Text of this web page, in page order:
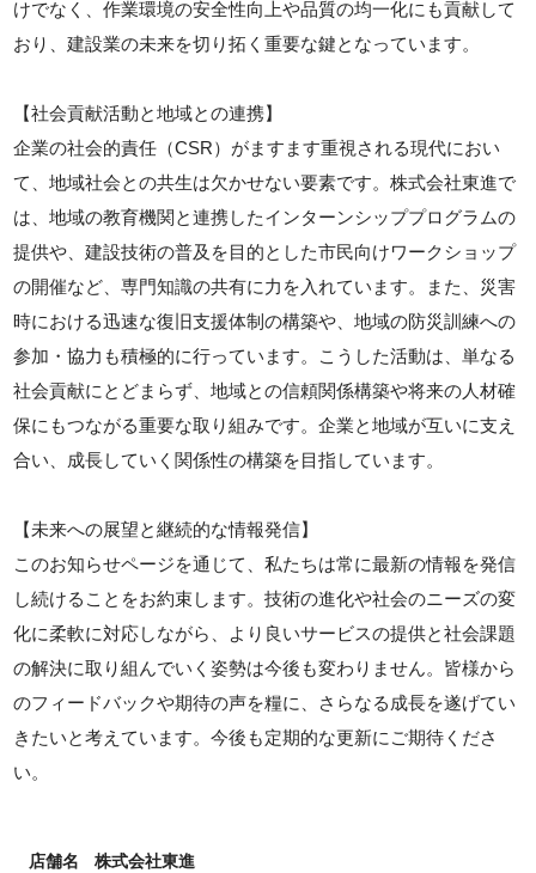
けでなく、作業環境の安全性向上や品質の均一化にも貢献して
おり、建設業の未来を切り拓く重要な鍵となっています。
【社会貢献活動と地域との連携】
企業の社会的責任（CSR）がますます重視される現代におい
て、地域社会との共生は欠かせない要素です。株式会社東進で
は、地域の教育機関と連携したインターンシッププログラムの
提供や、建設技術の普及を目的とした市民向けワークショップ
の開催など、専門知識の共有に力を入れています。また、災害
時における迅速な復旧支援体制の構築や、地域の防災訓練への
参加・協力も積極的に行っています。こうした活動は、単なる
社会貢献にとどまらず、地域との信頼関係構築や将来の人材確
保にもつながる重要な取り組みです。企業と地域が互いに支え
合い、成長していく関係性の構築を目指しています。
【未来への展望と継続的な情報発信】
このお知らせページを通じて、私たちは常に最新の情報を発信
し続けることをお約束します。技術の進化や社会のニーズの変
化に柔軟に対応しながら、より良いサービスの提供と社会課題
の解決に取り組んでいく姿勢は今後も変わりません。皆様から
のフィードバックや期待の声を糧に、さらなる成長を遂げてい
きたいと考えています。今後も定期的な更新にご期待くださ
い。
店舗名 株式会社東進